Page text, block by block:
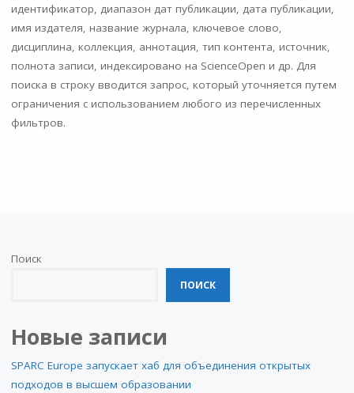
идентификатор, диапазон дат публикации, дата публикации,
имя издателя, название журнала, ключевое слово,
дисциплина, коллекция, аннотация, тип контента, источник,
полнота записи, индексировано на ScienceOpen и др. Для
поиска в строку вводится запрос, который уточняется путем
ограничения с использованием любого из перечисленных
фильтров.
Поиск
ПОИСК
Новые записи
SPARC Europe запускает хаб для объединения открытых
подходов в высшем образовании